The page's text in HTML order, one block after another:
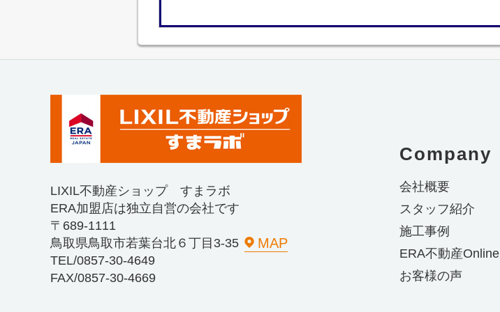
LIXIL不動産ショップ すまラボ
ERA加盟店は独立自営の会社です
〒689-1111
鳥取県鳥取市若葉台北６丁目3-35
MAP
TEL/0857-30-4649
FAX/0857-30-4669
Company
会社概要
スタッフ紹介
施工事例
ERA不動産Online
お客様の声